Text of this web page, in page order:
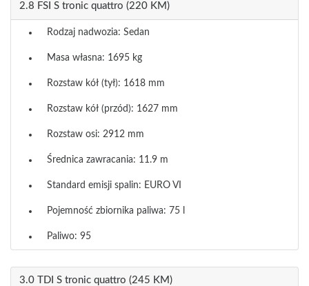
2.8 FSI S tronic quattro (220 KM)
Rodzaj nadwozia: Sedan
Masa własna: 1695 kg
Rozstaw kół (tył): 1618 mm
Rozstaw kół (przód): 1627 mm
Rozstaw osi: 2912 mm
Średnica zawracania: 11.9 m
Standard emisji spalin: EURO VI
Pojemność zbiornika paliwa: 75 l
Paliwo: 95
3.0 TDI S tronic quattro (245 KM)